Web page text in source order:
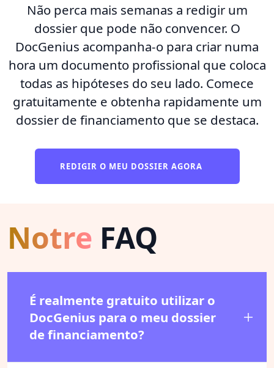
Não perca mais semanas a redigir um
dossier que pode não convencer. O
DocGenius acompanha-o para criar numa
hora um documento profissional que coloca
todas as hipóteses do seu lado. Comece
gratuitamente e obtenha rapidamente um
dossier de financiamento que se destaca.
REDIGIR O MEU DOSSIER AGORA
Notre FAQ
É realmente gratuito utilizar o
DocGenius para o meu dossier
de financiamento?